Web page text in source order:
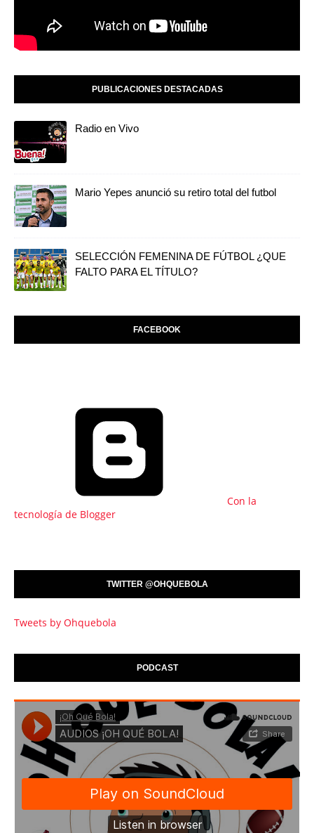
PUBLICACIONES DESTACADAS
Radio en Vivo
Mario Yepes anunció su retiro total del futbol
SELECCIÓN FEMENINA DE FÚTBOL ¿QUE
FALTO PARA EL TÍTULO?
FACEBOOK
Con la
tecnología de Blogger
TWITTER @OHQUEBOLA
Tweets by Ohquebola
PODCAST